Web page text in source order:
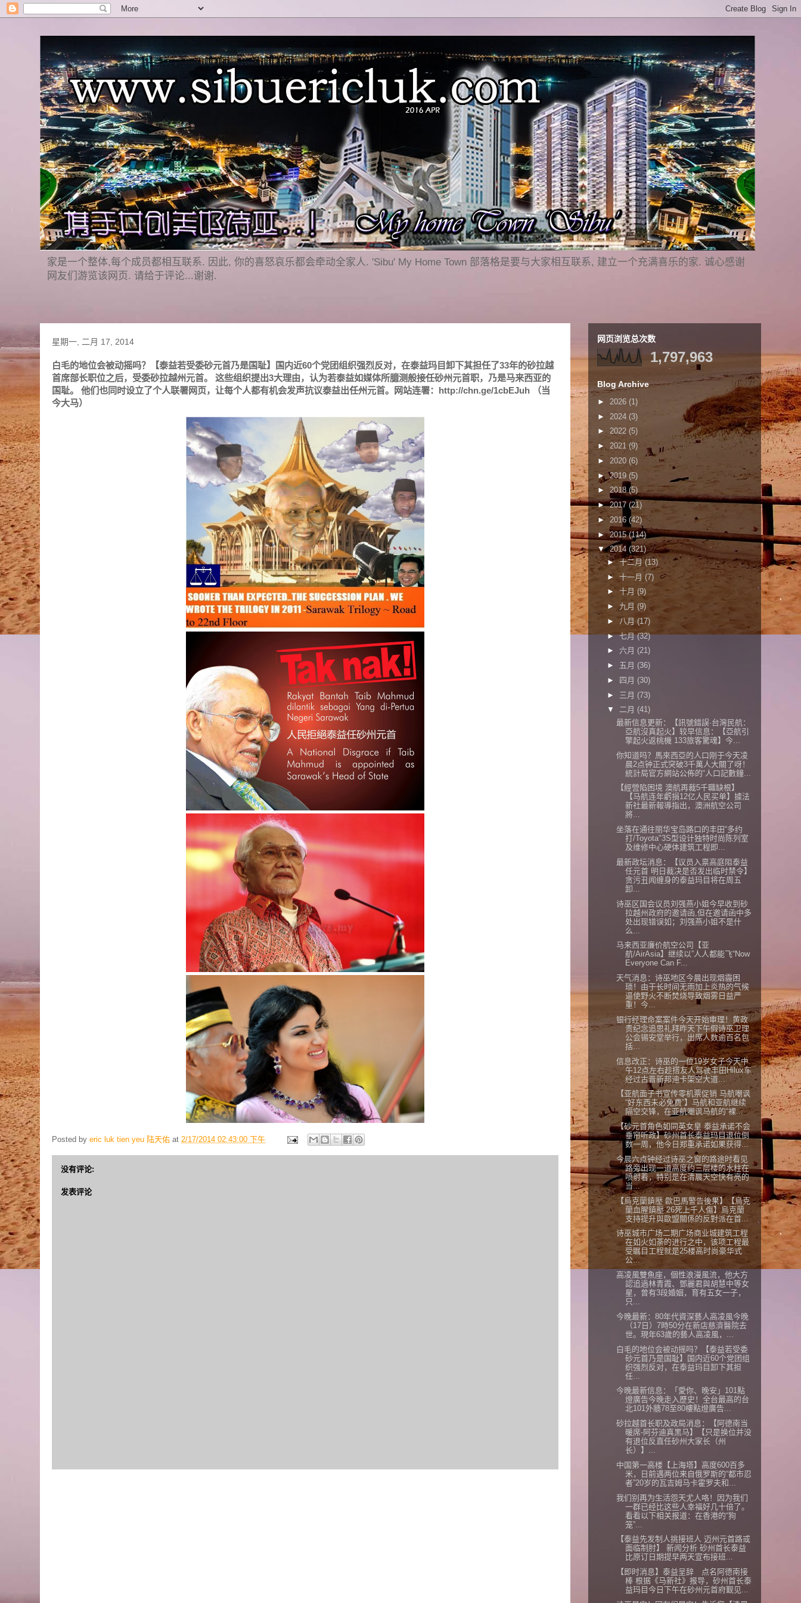
家是一个整体,每个成员都相互联系. 因此, 你的喜怒哀乐都会牵动全家人. 'Sibu' My Home Town 部落格是要与大家相互联系, 建立一个充满喜乐的家. 诚心感谢
网友们游览该网页. 请给于评论...谢谢.
星期一, 二月 17, 2014
白毛的地位会被动摇吗？【泰益若受委砂元首乃是国耻】国内近60个党团组织强烈反对，在泰益玛目卸下其担任了33年的砂拉越
首席部长职位之后，受委砂拉越州元首。 这些组织提出3大理由，认为若泰益如媒体所臆测般接任砂州元首职，乃是马来西亚的
国耻。 他们也同时设立了个人联署网页，让每个人都有机会发声抗议泰益出任州元首。网站连署：http://chn.ge/1cbEJuh （当
今大马）
Posted by eric luk tien yeu 陆天佑 at 2/17/2014 02:43:00 下午
没有评论:
发表评论
网页浏览总次数
1,797,963
Blog Archive
► 2026 (1)
► 2024 (3)
► 2022 (5)
► 2021 (9)
► 2020 (6)
►2019 (5)
► 2018(5)
►2017(21)
►2016 (42)
►2015(114)
▼2014 (321)
►十二月(13)
► 十一月 (7)
► 十月 (9)
► 九月 (9)
► 八月 (17)
►七月(32)
► 六月 (21)
► 五月 (36)
►
四月 (30)
► 三月 (73)
▼ 二月 (41)
最新信息更新：【訊號錯誤·台灣民航：
亞航沒真起火】较早信息：【亞航引
擎起火返桃機 133旅客驚魂】今...
你知道吗？馬來西亞的人口刚于今天凌
晨2点钟正式突破3千萬人大關了呀！
統計局官方網站公佈的“人口記數鐘...
【經營陷困境 澳航再裁5千職缺根】
【马航连年虧損12亿人民买单】據法
新社最新報導指出，澳洲航空公司
將...
坐落在通往丽华宝岛路口的丰田“多约
打/Toyota"3S型设计独特时尚陈列室
及维修中心硬体建筑工程即...
最新政坛消息：【议员入禀高庭阻泰益
任元首 明日裁决是否发出临时禁令】
贪污丑闻缠身的泰益玛目将在周五
卸...
诗巫区国会议员刘强燕小姐今早收到砂
拉越州政府的邀请函,但在邀请函中多
处出现错误如；刘强燕小姐不是什
么...
马来西亚廉价航空公司【亚
航/AirAsia】继续以”人人都能飞“Now
Everyone Can F...
天气消息：诗巫地区今晨出现烟霾困
琐！由于长时间无雨加上炎热的气候
逼使野火不断焚烧导致烟雾日益严
重！今...
银行经理命案案件今天开始审理！黄政
贵纪念追思礼拜昨天下午假诗巫卫理
公会锡安堂举行，出席人数逾百名包
括...
信息改正：诗巫的一位19岁女子今天中
午12点左右趁搭友人驾驶丰田Hilux车
经过古晋新邦迪卡架空大道...
【亚航面子书宣传零机票促销 马航嘲讽
“好东西未必免费”】马航和亚航继续
隔空交锋，在亚航嘲讽马航的“裸...
【砂元首角色如同英女皇 泰益承诺不会
垂帘听政】砂州首长泰益玛目退位倒
数一周，他今日郑重承诺如果获得...
今晨六点钟经过诗巫之窗的路途时看见
路旁出现一道高度约三层楼的水柱在
喷射着，特别是在清晨天空快有亮的
当...
【烏克蘭鎮壓 歐巴馬警告後果】【烏克
蘭血腥鎮壓 26死上千人傷】烏克蘭
支持提升與歐盟關係的反對派在首...
诗巫城市广场二期广场商业城建筑工程
在如火如荼的进行之中，该项工程最
受瞩目工程就是25楼高时尚豪华式
公...
高凌風雙魚座，個性浪漫風流，他大方
認追過林青霞、鄧麗君與胡慧中等女
星，曾有3段婚姻，育有五女一子，
只...
今晚最新：80年代資深藝人高凌風今晚
（17日）7時50分在新店慈濟醫院去
世。現年63歲的藝人高凌風，...
白毛的地位会被动摇吗？【泰益若受委
砂元首乃是国耻】国内近60个党团组
织强烈反对，在泰益玛目卸下其担
任...
今晚最新信息：「愛你、晚安」101點
燈廣告今晚走入歷史！全台最高的台
北101外牆78至80樓點燈廣告...
砂拉越首长职及政局消息：【阿德南当
暖席-阿芬迪真黑马】【只是换位并没
有退位反直任砂州大家长（州
长）】...
中国第一高楼【上海塔】高度600百多
米，日前遇两位来自俄罗斯的“都市忍
者”20岁的瓦吉姆马卡霍罗夫和...
我们别再为生活怨天尤人咯！因为我们
一群已经比这些人幸福好几十倍了。
看看以下相关报道：在香港的“狗
笼”...
【泰益先发制人挑接班人 迈州元首路或
面临制肘】 新闻分析 砂州首长泰益
比原订日期提早两天宣布接班...
【即时消息】泰益呈辞 点名阿德南接
棒 根据《马新社》报导，砂州首长泰
益玛目今日下午在砂州元首府觐见...